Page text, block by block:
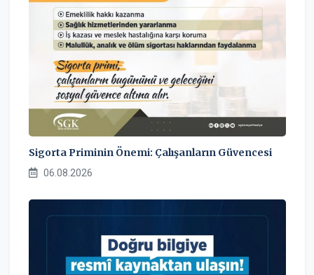
Sigorta Priminin Önemi: Çalışanların Güvencesi
06.08.2026